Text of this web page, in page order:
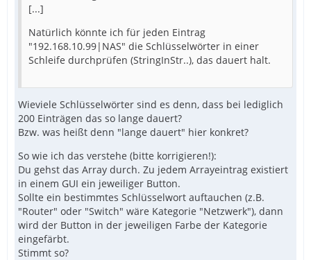
[...]
Natürlich könnte ich für jeden Eintrag
"192.168.10.99|NAS" die Schlüsselwörter in einer
Schleife durchprüfen (StringInStr..), das dauert halt.
Wieviele Schlüsselwörter sind es denn, dass bei lediglich
200 Einträgen das so lange dauert?
Bzw. was heißt denn "lange dauert" hier konkret?
So wie ich das verstehe (bitte korrigieren!):
Du gehst das Array durch. Zu jedem Arrayeintrag existiert
in einem GUI ein jeweiliger Button.
Sollte ein bestimmtes Schlüsselwort auftauchen (z.B.
"Router" oder "Switch" wäre Kategorie "Netzwerk"), dann
wird der Button in der jeweiligen Farbe der Kategorie
eingefärbt.
Stimmt so?